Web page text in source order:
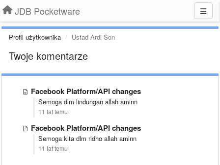
JDB Pocketware
Profil użytkownika Ustad Ardi Son
Twoje komentarze
Facebook Platform/API changes
Semoga dlm lindungan allah aminn
11 lat temu
Facebook Platform/API changes
Semoga kita dlm ridho allah aminn
11 lat temu